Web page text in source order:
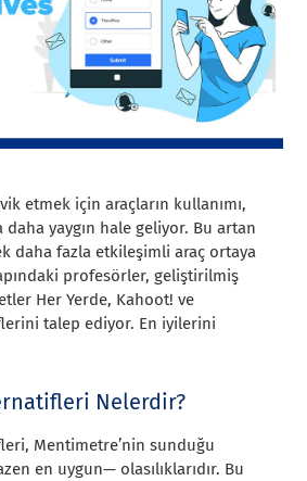
etmek için araçların kullanımı,
daha yaygın hale geliyor. Bu artan
daha fazla etkileşimli araç ortaya
profesörler, geliştirilmiş
Her Yerde, Kahoot! ve
talep ediyor. En iyilerini
Nelerdir?
Mentimetre’nin sunduğu
en uygun— olasılıklarıdır. Bu